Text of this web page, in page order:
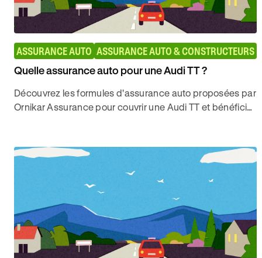
ASSURANCE AUTO ASSURANCE AUTO & CONSTRUCTEURS
Quelle assurance auto pour une Audi TT ?
Découvrez les formules d'assurance auto proposées par
Ornikar Assurance pour couvrir une Audi TT et bénéficier